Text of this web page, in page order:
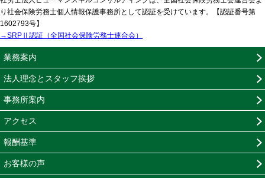
り社会保険労務士個人情報保護事務所として認証を受けています。【認証番号第
1602793号】
→SRPⅡ認証（全国社会保険労務士連合会）
業務案内
法人理念とスタッフ挨拶
事務所案内
アクセス
報酬基準
お客様の声